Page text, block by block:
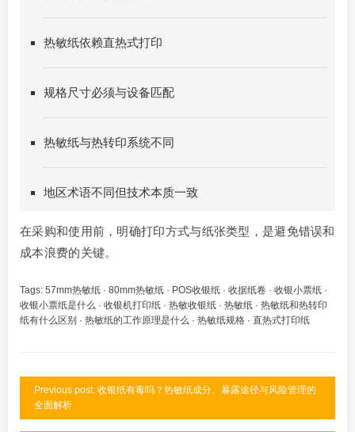
热敏纸依赖直热式打印
规格尺寸必须与设备匹配
热敏纸与热转印系统不同
地区术语不同但技术本质一致
在采购和使用前，明确打印方式与纸张类型，是避免错误和
成本浪费的关键。
Tags: 57mm热敏纸 · 80mm热敏纸 · POS收银纸 · 收据纸卷 · 收银小票纸 ·
收银小票纸是什么 · 收银机打印纸 · 热敏收银纸 · 热敏纸 · 热敏纸和热转印
纸有什么区别 · 热敏纸的工作原理是什么 · 热敏纸规格 · 直热式打印纸
Previous post: 收银纸有毒吗？热敏纸成分、暴露途径与风险管理的
全面解析